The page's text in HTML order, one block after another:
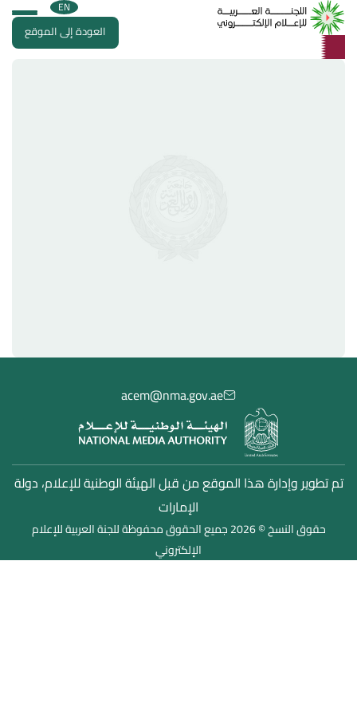
السياسات الإعلامية
الأخبار
العودة إلى الموقع
العودة إلى الموقع
EN
acem@nma.gov.ae
حقوق النسخ © 2026 جميع الحقوق محفوظة للجنة العربية للإعلام
الإلكتروني
تم تطوير وإدارة هذا الموقع من قبل الهيئة الوطنية للإعلام، دولة
الإمارات